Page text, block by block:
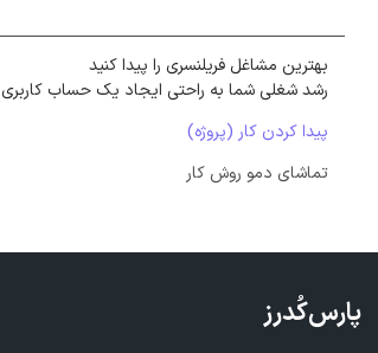
بهترین مشاغل فریلنسری را پیدا کنید
رشد شغلی شما به راحتی ایجاد یک حساب کاربری
پیدا کردن کار (پروژه)
تماشای دمو روش کار
پارس‌کُدرز